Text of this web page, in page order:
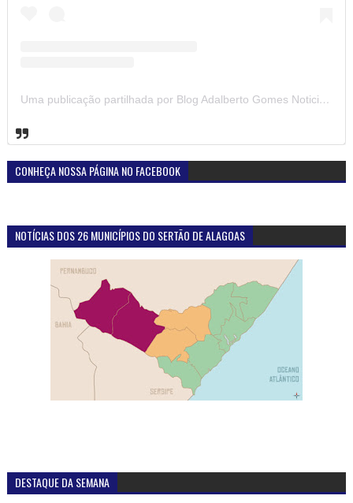
Uma publicação partilhada por Blog Adalberto Gomes Noticias (@blogadalbertogomesnoticiass)
CONHEÇA NOSSA PÁGINA NO FACEBOOK
NOTÍCIAS DOS 26 MUNICÍPIOS DO SERTÃO DE ALAGOAS
DESTAQUE DA SEMANA